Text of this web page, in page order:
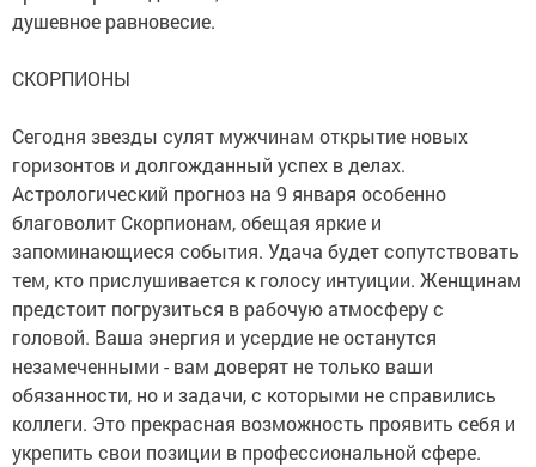
душевное равновесие.
СКОРПИОНЫ
Сегодня звезды сулят мужчинам открытие новых
горизонтов и долгожданный успех в делах.
Астрологический прогноз на 9 января особенно
благоволит Скорпионам, обещая яркие и
запоминающиеся события. Удача будет сопутствовать
тем, кто прислушивается к голосу интуиции. Женщинам
предстоит погрузиться в рабочую атмосферу с
головой. Ваша энергия и усердие не останутся
незамеченными - вам доверят не только ваши
обязанности, но и задачи, с которыми не справились
коллеги. Это прекрасная возможность проявить себя и
укрепить свои позиции в профессиональной сфере.